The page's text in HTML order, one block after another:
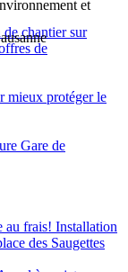
chantier sur
de
mieux protéger le
Gare de
au frais! Installation
des Saugettes
et